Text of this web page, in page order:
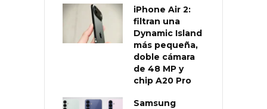
iPhone Air 2:
filtran una
Dynamic Island
más pequeña,
doble cámara
de 48 MP y
chip A20 Pro
Samsung